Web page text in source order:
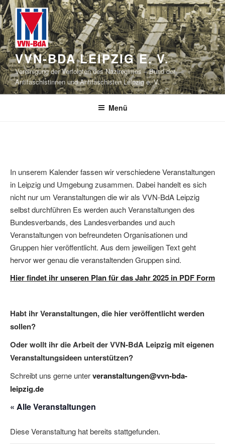
Zum
Inhalt
springen
VVN-BDA LEIPZIG E. V.
Vereinigung der Verfolgten des Naziregimes – Bund der
Antifaschistinnen und Antifaschisten Leipzig e. V.
Menü
In unserem Kalender fassen wir verschiedene Veranstaltungen
in Leipzig und Umgebung zusammen. Dabei handelt es sich
nicht nur um Veranstaltungen die wir als VVN-BdA Leipzig
selbst durchführen Es werden auch Veranstaltungen des
Bundesverbands, des Landesverbandes und auch
Veranstaltungen von befreundeten Organisationen und
Gruppen hier veröffentlicht. Aus dem jeweiligen Text geht
hervor wer genau die veranstaltenden Gruppen sind.
Hier findet ihr unseren Plan für das Jahr 2025 in PDF Form
Habt ihr Veranstaltungen, die hier veröffentlicht werden
sollen?
Oder wollt ihr die Arbeit der VVN-BdA Leipzig mit eigenen
Veranstaltungsideen unterstützen?
Schreibt uns gerne unterveranstaltungen@vvn-bda-
leipzig.de
« Alle Veranstaltungen
Diese Veranstaltung hat bereits stattgefunden.